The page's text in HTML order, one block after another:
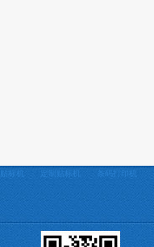
贴标机 定制贴标机 条码打印机